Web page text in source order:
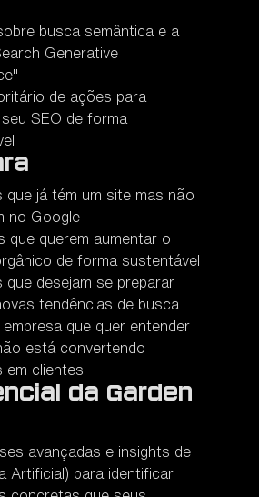
busca semântica e a
Generative
de ações para
SEO de forma
que já tém um site mas não
no Google
que querem aumentar o
de forma sustentável
que desejam se preparar
tendências de busca
empresa que quer entender
está convertendo
em clientes
da Garden
avançadas e insights de
Artificial) para identificar